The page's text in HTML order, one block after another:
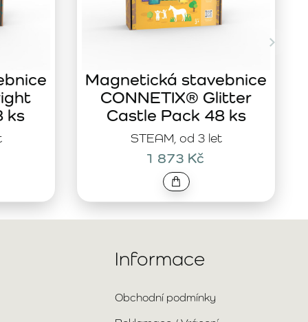
ks
STEAM, od 3 let
Magnetická stavebnice
CONNETIX® Glitter
Castle Pack 48 ks
1 873 Kč
Informace
Obchodní podmínky